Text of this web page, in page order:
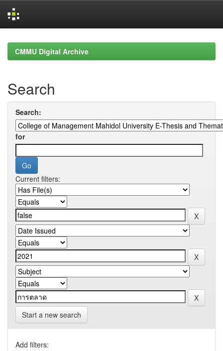
navigationCMMU Digital Archive
Search
Search:
for
Current filters:
Start a new search
Add filters: